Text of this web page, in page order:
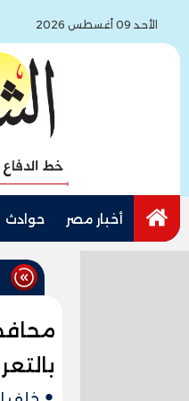
الأحد 09 أغسطس 2026
أخبار مصر حوادث